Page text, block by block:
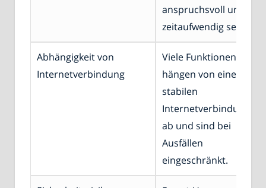
anspruchsvoll und
zeitaufwendig sein.
Abhängigkeit von
Internetverbindung
Viele Funktionen
hängen von einer
stabilen
Internetverbindung
ab und sind bei
Ausfällen
eingeschränkt.